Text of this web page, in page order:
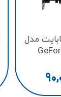
مدل